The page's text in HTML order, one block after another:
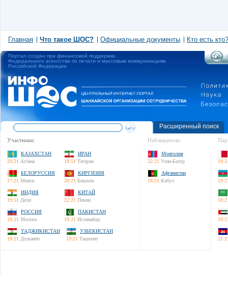
Главная Что такое ШОС? Официальные документы Кто есть кто?
Портал создан при финансовой поддержке
Федерального агентства по печати и массовым коммуникациям
Российской Федерации
Расширенный поиск
Участники:
КАЗАХСТАН
20:21 Астана
ИРАН
18:51 Тегеран
БЕЛОРУССИЯ
17:21 Минск
КИРГИЗИЯ
20:21 Бишкек
ИНДИЯ
19:51 Дели
КИТАЙ
22:21 Пекин
РОССИЯ
18:21 Москва
ПАКИСТАН
19:21 Исламабад
ТАДЖИКИСТАН
19:21 Душанбе
УЗБЕКИСТАН
19:21 Ташкент
Наблюдатели:
Монголия
22:21 Улан-Батор
Афганистан
18:51 Кабул